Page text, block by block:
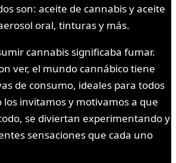
son: aceite de cannabis y aceite
oral, tinturas y más.
cannabis significaba fumar.
ver, el mundo cannábico tiene
de consumo, ideales para todos
los invitamos y motivamos a que
se diviertan experimentando y
sensaciones que cada uno